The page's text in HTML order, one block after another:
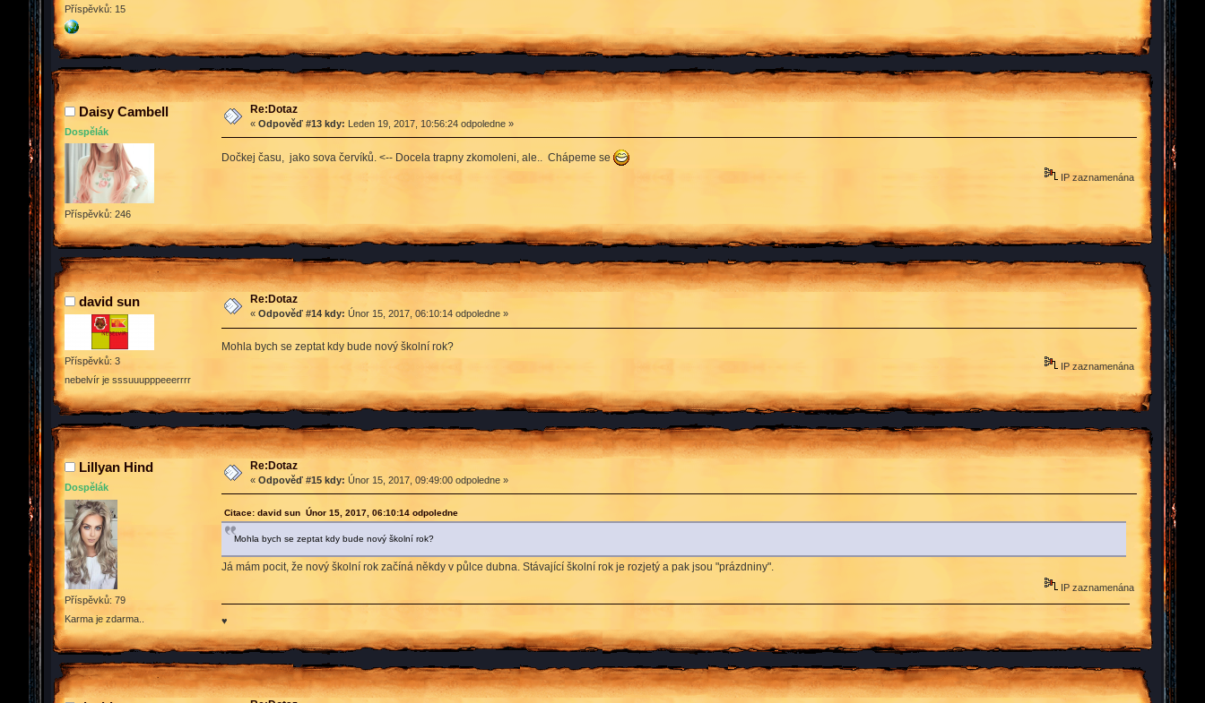
Příspěvků: 15
Daisy Cambell
Dospělák
Příspěvků: 246
Re:Dotaz
« Odpověď #13 kdy: Leden 19, 2017, 10:56:24 odpoledne »
Dočkej času, jako sova červíků. <-- Docela trapny zkomoleni, ale.. Chápeme se
IP zaznamenána
david sun
Příspěvků: 3
nebelvír je sssuuupppeeerrrr
Re:Dotaz
« Odpověď #14 kdy: Únor 15, 2017, 06:10:14 odpoledne »
Mohla bych se zeptat kdy bude nový školní rok?
IP zaznamenána
Lillyan Hind
Dospělák
Příspěvků: 79
Karma je zdarma..
Re:Dotaz
« Odpověď #15 kdy: Únor 15, 2017, 09:49:00 odpoledne »
Citace: david sun Únor 15, 2017, 06:10:14 odpoledne
Mohla bych se zeptat kdy bude nový školní rok?
Já mám pocit, že nový školní rok začíná někdy v půlce dubna. Stávající školní rok je rozjetý a pak jsou "prázdniny".
IP zaznamenána
♥